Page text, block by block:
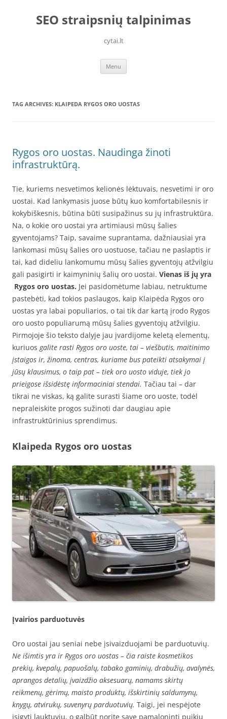
contentSEO straipsnių talpinimas
cytai.lt
Menu
TAG ARCHIVES: KLAIPEDA RYGOS ORO UOSTAS
Rygos oro uostas. Naudinga žinoti
infrastruktūrą.
Tie, kuriems nesvetimos kelionės lėktuvais, nesvetimi ir oro
uostai. Kad lankymasis juose būtų kuo komfortabilesnis ir
kokybiškesnis, būtina būti susipažinus su jų infrastruktūra.
Na, o kokie oro uostai yra artimiausi mūsų šalies
gyventojams? Taip, savaime suprantama, dažniausiai yra
lankomasi mūsų šalies oro uostuose, tačiau ne paslaptis ir
tai, kad dideliu lankomumu mūsų šalies gyventojų atžvilgiu
gali pasigirti ir kaimyninių šalių oro uostai. Vienas iš jų yra
Rygos oro uostas. Jei pasidomėtume labiau, netruktume
pastebėti, kad tokios paslaugos, kaip Klaipėda Rygos oro
uostas yra labai populiarios, o tai tik dar kartą įrodo Rygos
oro uosto populiarumą mūsų šalies gyventojų atžvilgiu.
Pirmojoje šio teksto dalyje jau įvardijome keletą elementų,
kuriuos galite rasti Rygos oro uoste, tai – viešbutis, maitinimo
įstaigos ir, žinoma, centras, kuriame bus pateikti atsakymai į
jūsų klausimus, o taip pat – tiek oro uosto viduje, tiek jo
prieigose išsidėstę informaciniai stendai. Tačiau tai – dar
tikrai ne viskas, ką galite surasti šiame oro uoste, todėl
nepraleiskite progos sužinoti dar daugiau apie
infrastruktūrinius sprendimus.
Klaipeda Rygos oro uostas
Įvairios parduotuvės
Oro uostai jau seniai nebe įsivaizduojami be parduotuvių.
Ne išimtis yra ir Rygos oro uostas – čia raiste kosmetikos
prekių, kvepalų, papuošalų, tabako gaminių, drabužių, avalynės,
aprangos detalių, įvaizdžio aksesuarų, namams skirtų
reikmenų, gėrimų, maisto produktų, išskirtinių saldumynų,
knygų, atvirukų, suvenyrų parduotuvių. Taigi, jei nespėjote
įsigyti lauktuvių, o galbūt norite save pamaloninti puikiu